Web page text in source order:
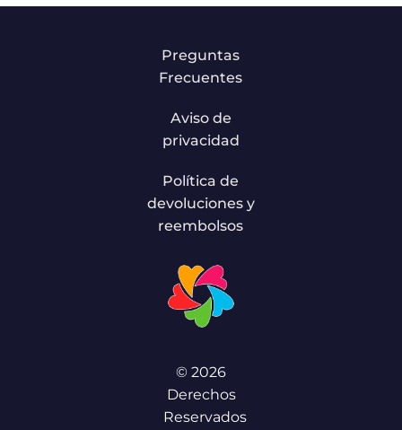
Preguntas
Frecuentes
Aviso de
privacidad
Política de
devoluciones y
reembolsos
© 2026
Derechos
Reservados